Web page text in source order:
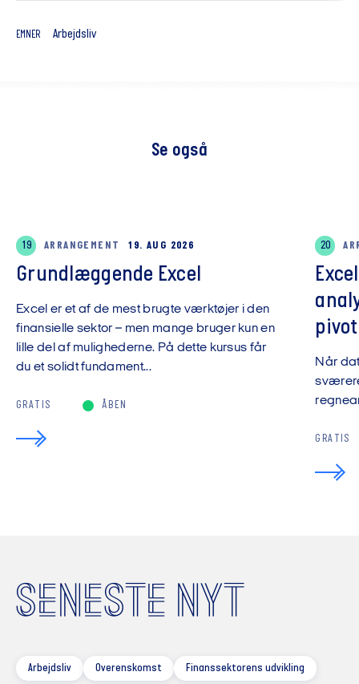
EMNER Arbejdsliv
Se også
19 ARRANGEMENT 19. AUG 2026
Grundlæggende Excel
Excel er et af de mest brugte værktøjer i den
finansielle sektor – men mange bruger kun en
lille del af mulighederne. På dette kursus får
du et solidt fundament...
GRATIS ÅBEN
20
Når
GRATIS
SENESTE NYT
Arbejdsliv Overenskomst Finanssektorens udvikling